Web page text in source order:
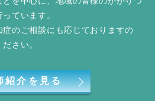
ています。
のご相談にも応じておりますの
さい。
紹介を見る